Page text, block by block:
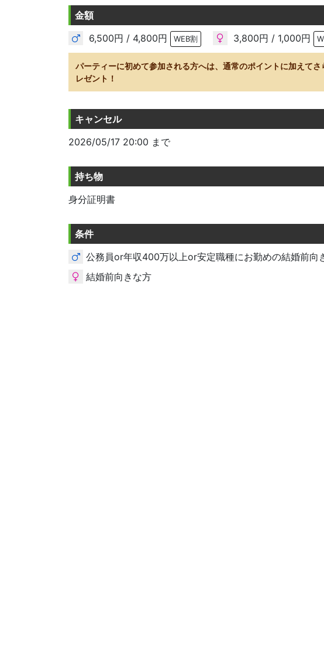
金額
6,500円 / 4,800円
WEB割 3,800円 / 1,000円
パーティーに初めて参加される方へは、通常のポイントに加えてさ
レゼント！
キャンセル
2026/05/17 20:00 まで
持ち物
身分証明書
条件
公務員or年収400万以上or安定職種にお勤めの結婚前向
結婚前向きな方